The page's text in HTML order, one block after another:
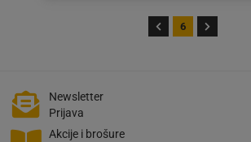
6
Newsletter
Prijava
Akcije i brošure